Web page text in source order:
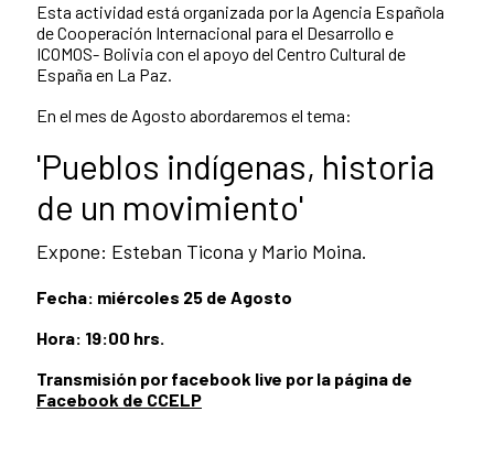
Esta actividad está organizada por la Agencia Española
de Cooperación Internacional para el Desarrollo e
ICOMOS- Bolivia con el apoyo del Centro Cultural de
España en La Paz.
En el mes de Agosto abordaremos el tema:
'Pueblos indígenas, historia
de un movimiento'
Expone: Esteban Ticona y Mario Moina.
Fecha: miércoles 25 de Agosto
Hora: 19:00 hrs.
Transmisión por facebook live por la página de
Facebook de CCELP